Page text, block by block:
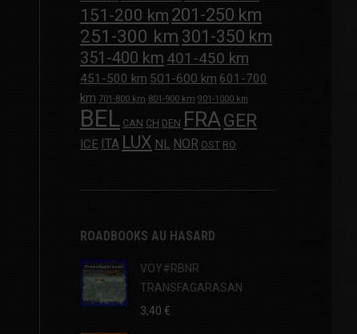
151-200 km 201-250 km
251-300 km 301-350 km
351-400 km 401-450 km
451-500 km 501-600 km 601-700
km 701-800 km 801-900 km 901-1000 km
BEL CAN CH DEN FRAGER
ICE ITA LUX NL NOR OST RO
ROADBOOKS AU HASARD
VOY#RBNR
TRANSFAGARASAN
3,40 €